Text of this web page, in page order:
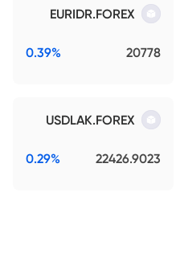
EURIDR.FOREX
20778
0.39%
USDLAK.FOREX
22426.9023
0.29%